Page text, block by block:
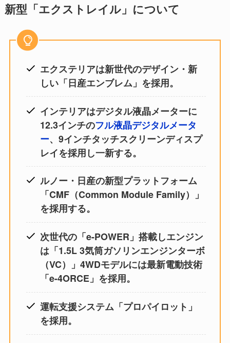
新型「エクストレイル」について
エクステリアは新世代のデザイン・新
しい「日産エンブレム」を採用。
インテリアはデジタル液晶メーターに
12.3インチのフル液晶デジタルメータ
ー、9インチタッチスクリーンディスプ
レイを採用し一新する。
ルノー・日産の新型プラットフォーム
「CMF（Common Module Family）」
を採用する。
次世代の「e-POWER」搭載しエンジン
は「1.5L 3気筒ガソリンエンジンターボ
（VC）」4WDモデルには最新電動技術
「e-4ORCE」を採用。
運転支援システム「プロパイロット」
を採用。